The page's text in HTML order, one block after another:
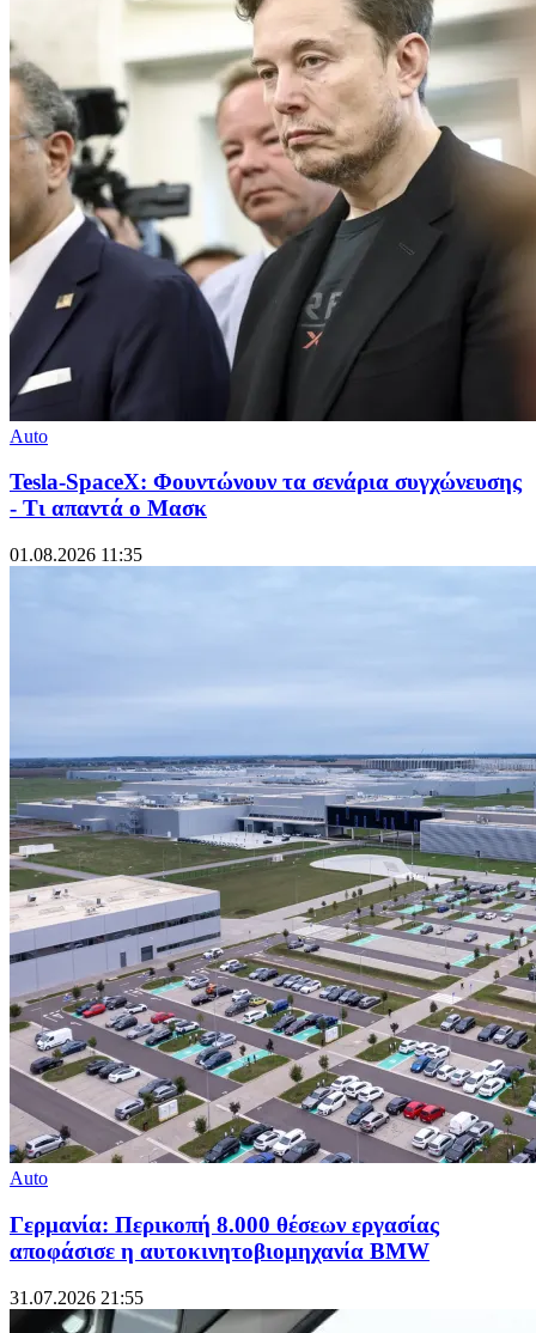
Auto
Tesla-SpaceX: Φουντώνουν τα σενάρια συγχώνευσης
- Τι απαντά ο Μασκ
01.08.2026 11:35
Auto
Γερμανία: Περικοπή 8.000 θέσεων εργασίας
αποφάσισε η αυτοκινητοβιομηχανία BMW
31.07.2026 21:55